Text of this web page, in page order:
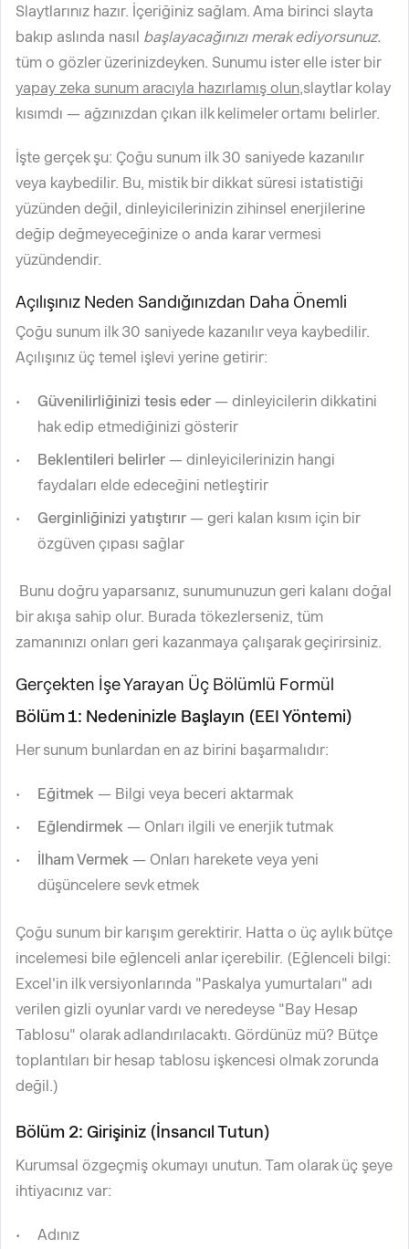
Slaytlarınız hazır. İçeriğiniz sağlam. Ama birinci slayta
bakıp aslında nasıl başlayacağınızı merak ediyorsunuz.
tüm o gözler üzerinizdeyken. Sunumu ister elle ister bir
yapay zeka sunum aracıyla hazırlamış olun,slaytlar kolay
kısımdı — ağzınızdan çıkan ilk kelimeler ortamı belirler.
İşte gerçek şu: Çoğu sunum ilk 30 saniyede kazanılır
veya kaybedilir. Bu, mistik bir dikkat süresi istatistiği
yüzünden değil, dinleyicilerinizin zihinsel enerjilerine
değip değmeyeceğinize o anda karar vermesi
yüzündendir.
Açılışınız Neden Sandığınızdan Daha Önemli
Çoğu sunum ilk 30 saniyede kazanılır veya kaybedilir.
Açılışınız üç temel işlevi yerine getirir:
Güvenilirliğinizi tesis eder — dinleyicilerin dikkatini
hak edip etmediğinizi gösterir
Beklentileri belirler — dinleyicilerinizin hangi
faydaları elde edeceğini netleştirir
Gerginliğinizi yatıştırır — geri kalan kısım için bir
özgüven çıpası sağlar
Bunu doğru yaparsanız, sunumunuzun geri kalanı doğal
bir akışa sahip olur. Burada tökezlerseniz, tüm
zamanınızı onları geri kazanmaya çalışarak geçirirsiniz.
Gerçekten İşe Yarayan Üç Bölümlü Formül
Bölüm 1: Nedeninizle Başlayın (EEI Yöntemi)
Her sunum bunlardan en az birini başarmalıdır:
Eğitmek — Bilgi veya beceri aktarmak
Eğlendirmek — Onları ilgili ve enerjik tutmak
İlham Vermek — Onları harekete veya yeni
düşüncelere sevk etmek
Çoğu sunum bir karışım gerektirir. Hatta o üç aylık bütçe
incelemesi bile eğlenceli anlar içerebilir. (Eğlenceli bilgi:
Excel'in ilk versiyonlarında "Paskalya yumurtaları" adı
verilen gizli oyunlar vardı ve neredeyse "Bay Hesap
Tablosu" olarak adlandırılacaktı. Gördünüz mü? Bütçe
toplantıları bir hesap tablosu işkencesi olmak zorunda
değil.)
Bölüm 2: Girişiniz (İnsancıl Tutun)
Kurumsal özgeçmiş okumayı unutun. Tam olarak üç şeye
ihtiyacınız var:
Adınız